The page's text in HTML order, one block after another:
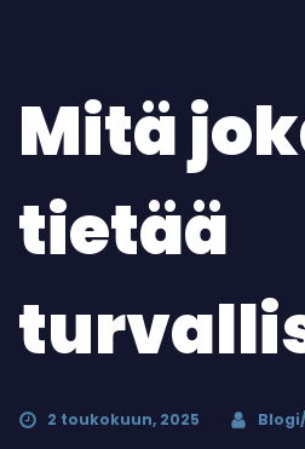
Mitä
tietää
2 toukokuun, 2025